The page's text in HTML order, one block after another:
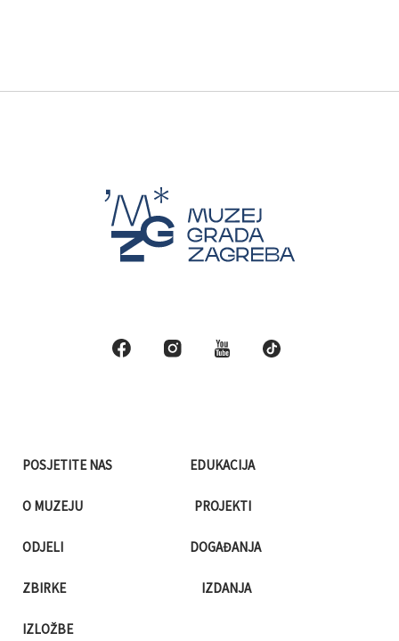
POSJETITE NAS
O MUZEJU
ODJELI
ZBIRKE
IZLOŽBE
EDUKACIJA
PROJEKTI
DOGAĐANJA
IZDANJA